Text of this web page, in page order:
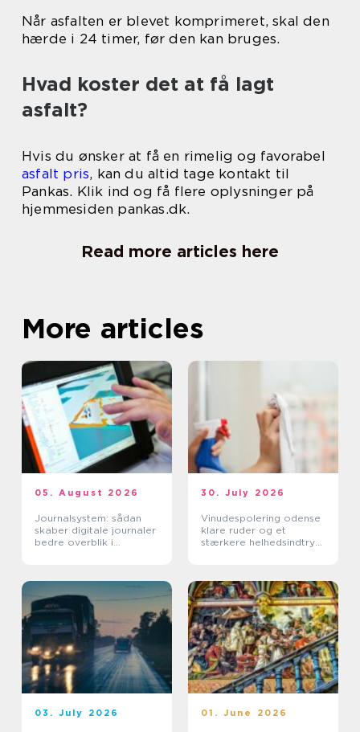
Når asfalten er blevet komprimeret, skal den
hærde i 24 timer, før den kan bruges.
Hvad koster det at få lagt
asfalt?
Hvis du ønsker at få en rimelig og favorabel
asfalt pris, kan du altid tage kontakt til
Pankas. Klik ind og få flere oplysninger på
hjemmesiden pankas.dk.
Read more articles here
More articles
05. August 2026
Journalsystem: sådan
skaber digitale journaler
bedre overblik i
30. July 2026
Vinudespolering odense
klare ruder og et
stærkere helhedsindtryk
03. July 2026 01. June 2026